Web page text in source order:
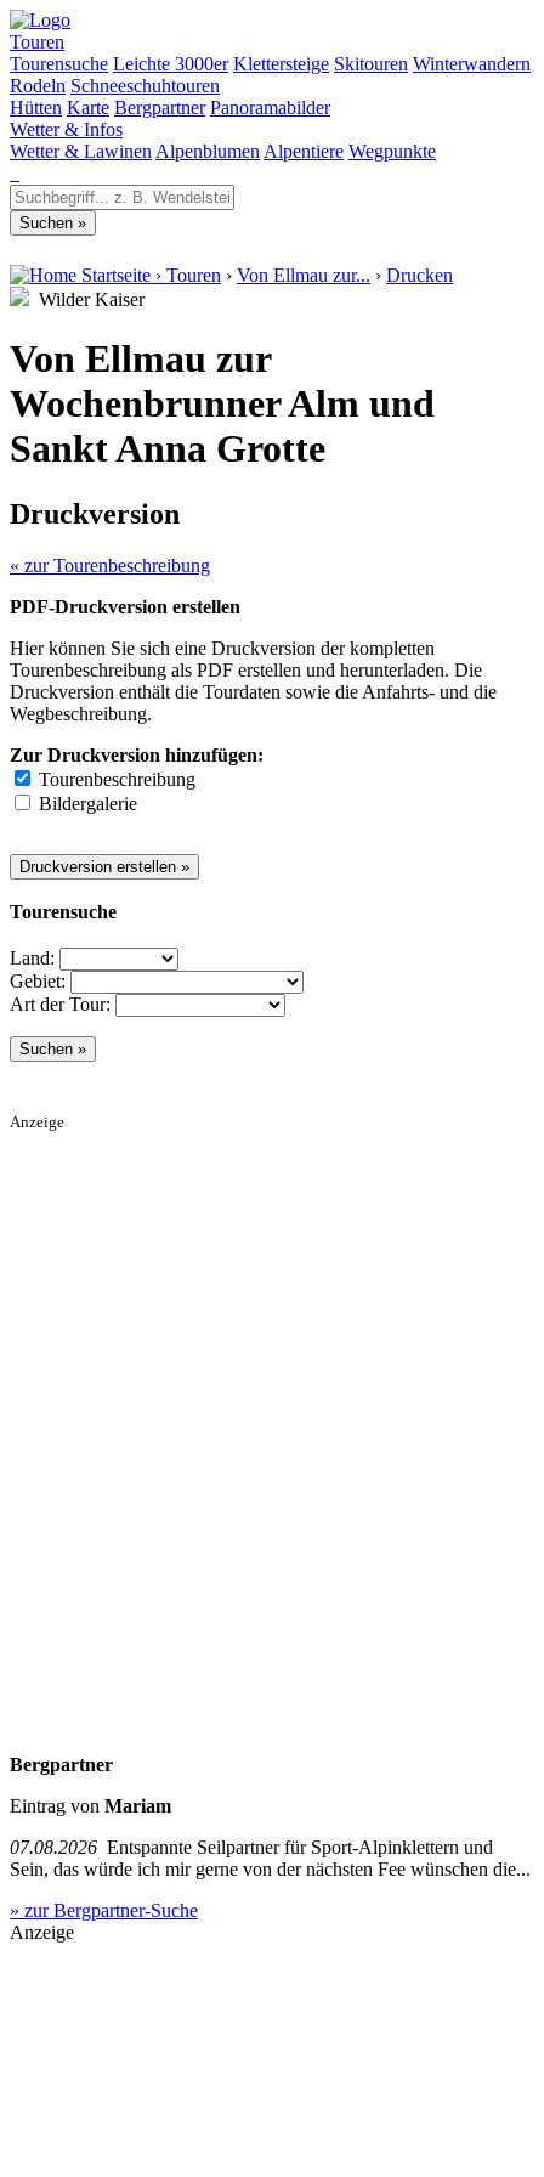
Touren
Tourensuche Leichte 3000er Klettersteige Skitouren Winterwandern
Rodeln Schneeschuhtouren
Hütten Karte Bergpartner Panoramabilder
Wetter & Infos
Wetter & Lawinen Alpenblumen Alpentiere Wegpunkte
Startseite › Touren › Von Ellmau zur... › Drucken
Wilder Kaiser
Von Ellmau zur
Wochenbrunner Alm und
Sankt Anna Grotte
Druckversion
« zur Tourenbeschreibung
PDF-Druckversion erstellen
Hier können Sie sich eine Druckversion der kompletten
Tourenbeschreibung als PDF erstellen und herunterladen. Die
Druckversion enthält die Tourdaten sowie die Anfahrts- und die
Wegbeschreibung.
Zur Druckversion hinzufügen:
Tourenbeschreibung
Bildergalerie
Tourensuche
Land:
Gebiet:
Art der Tour:
Anzeige
Bergpartner
Eintrag von Mariam
07.08.2026 Entspannte Seilpartner für Sport-Alpinklettern und
Sein, das würde ich mir gerne von der nächsten Fee wünschen die...
» zur Bergpartner-Suche
Anzeige